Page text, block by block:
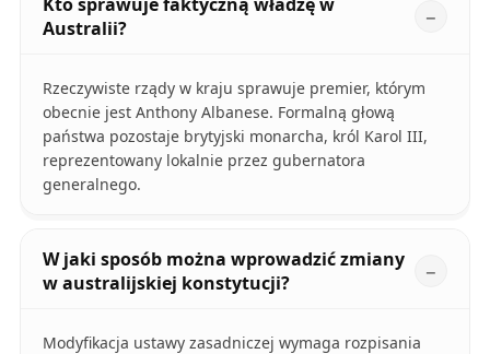
Australii?
Rzeczywiste rządy w kraju sprawuje premier, którym
obecnie jest Anthony Albanese. Formalną głową
państwa pozostaje brytyjski monarcha, król Karol III,
reprezentowany lokalnie przez gubernatora
generalnego.
W jaki sposób można wprowadzić zmiany
w australijskiej konstytucji?
Modyfikacja ustawy zasadniczej wymaga rozpisania